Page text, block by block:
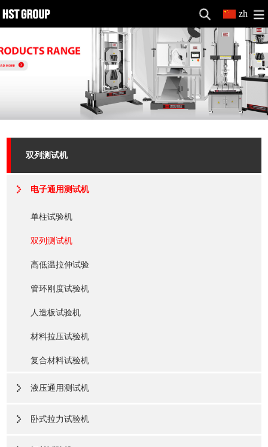
zh
双列测试机
电子通用测试机
单柱试验机
双列测试机
高低温拉伸试验
管环刚度试验机
人造板试验机
材料拉压试验机
复合材料试验机
液压通用测试机
卧式拉力试验机